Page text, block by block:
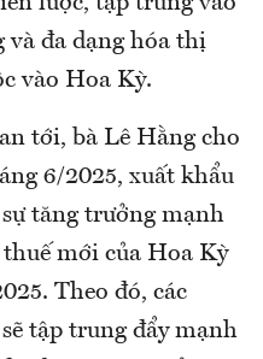
và đa dạng hóa thị
vào Hoa Kỳ.
tới, bà Lê Hằng cho
6/2025, xuất khẩu
tăng trưởng mạnh
mới của Hoa Kỳ
Theo đó, các
tập trung đẩy mạnh